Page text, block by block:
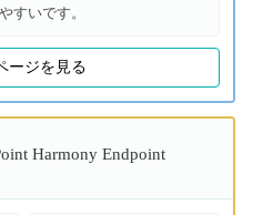
すいです。
ージを見る
Harmony Endpoint